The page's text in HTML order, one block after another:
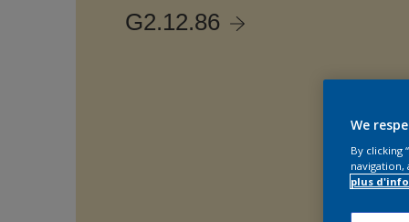
G2.12.86
We
By clicking
navigation,
plus